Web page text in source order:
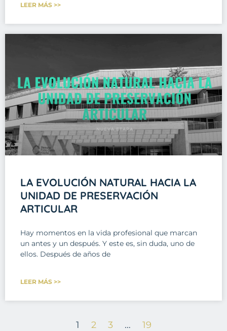
LEER MÁS >>
LA EVOLUCIÓN NATURAL HACIA LA
UNIDAD DE PRESERVACIÓN
ARTICULAR
Hay momentos en la vida profesional que marcan
un antes y un después. Y este es, sin duda, uno de
ellos. Después de años de
LEER MÁS >>
1 2 3 … 19